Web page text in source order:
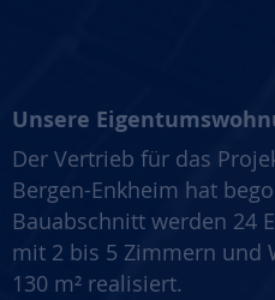
Unsere
Der Vertrieb für das
Bergen-Enkheim hat
Bauabschnitt werden 24
mit 2 bis 5 Zimmern und
130 m² realisiert.